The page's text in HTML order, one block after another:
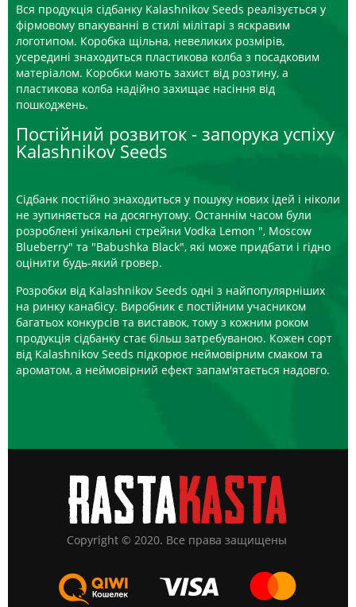
Вся продукція сідбанку Kalashnikov Seeds реалізується у
фірмовому впакуванні в стилі мілітарі з яскравим
логотипом. Коробка щільна, невеликих розмірів,
усередині знаходиться пластикова колба з посадковим
матеріалом. Коробки мають захист від розтину, а
пластикова колба надійно захищає насіння від
пошкоджень.
Постійний розвиток - запорука успіху
Kalashnikov Seeds
Сідбанк постійно знаходиться у пошуку нових ідей і ніколи
не зупиняється на досягнутому. Останнім часом були
розроблені унікальні стрейни Vodka Lemon ", Moscow
Blueberry" та "Babushka Black", які може придбати і гідно
оцінити будь-який гровер.
Розробки від Kalashnikov Seeds одні з найпопулярніших
на ринку канабісу. Виробник є постійним учасником
багатьох конкурсів та виставок, тому з кожним роком
продукція сідбанку стає більш затребуваною. Кожен сорт
від Kalashnikov Seeds підкорює неймовірним смаком та
ароматом, а неймовірний ефект запам'ятається надовго.